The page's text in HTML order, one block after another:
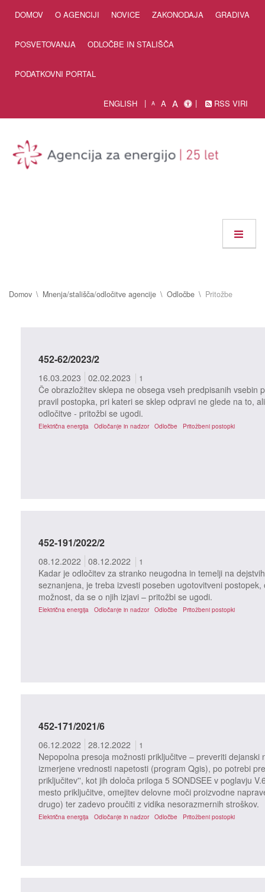
DOMOV O AGENCIJI NOVICE ZAKONODAJA GRADIVA
POSVETOVANJA ODLOČBE IN STALIŠČA
PODATKOVNI PORTAL
ENGLISH A A A RSS VIRI
Domov Mnenja/stališča/odločitve agencije Odločbe Pritožbe
452-62/2023/2
16.03.2023 02.02.2023 1
Če obrazložitev sklepa ne obsega vseh predpisanih vsebin
pravil postopka, pri kateri se sklep odpravi ne glede na to,
odločitve - pritožbi se ugodi.
Električna energija Odločanje in nadzor Odločbe Pritožbeni postopki
452-191/2022/2
08.12.2022 08.12.2022 1
Kadar je odločitev za stranko neugodna in temelji na
seznanjena, je treba izvesti poseben ugotovitveni
možnost, da se o njih izjavi – pritožbi se ugodi.
Električna energija Odločanje in nadzor Odločbe Pritožbeni postopki
452-171/2021/6
06.12.2022 28.12.2022 1
Nepopolna presoja možnosti priključitve – preveriti
izmerjene vrednosti napetosti (program Qgis), po potrebi
priključitev'', kot jih določa priloga 5 SONDSEE v poglavju
mesto priključitve, omejitev delovne moči proizvodne
drugo) ter zadevo proučiti z vidika nesorazmernih stroškov.
Električna energija Odločanje in nadzor Odločbe Pritožbeni postopki